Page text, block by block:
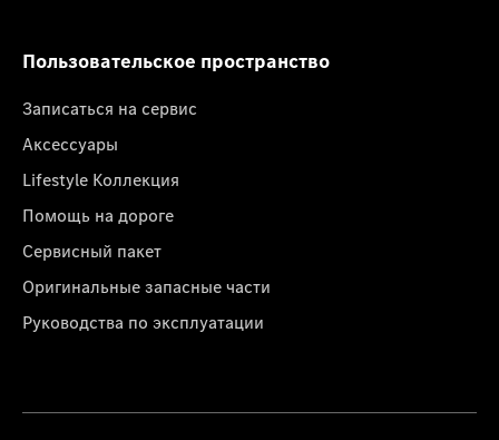
Пользовательское пространство
Записаться на сервис
Аксессуары
Lifestyle Коллекция
Помощь на дороге
Сервисный пакет
Оригинальные запасные части
Руководства по эксплуатации